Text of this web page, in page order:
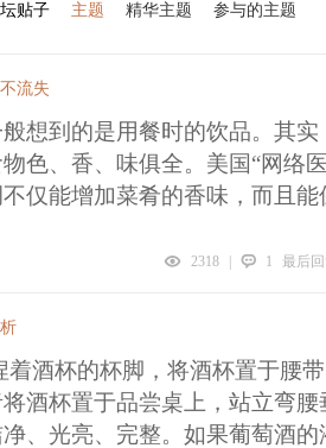
贴子 主题 精华主题 参与的主题
流失
想到的是用餐时的饮品。其
色、香、味俱全。美国“网络
仅能增加菜肴的香味，而且
最后
1
2318
着酒杯的杯脚，将酒杯置于腰
酒杯置于品尝桌上，站立弯
、光亮、完整。如果葡萄酒